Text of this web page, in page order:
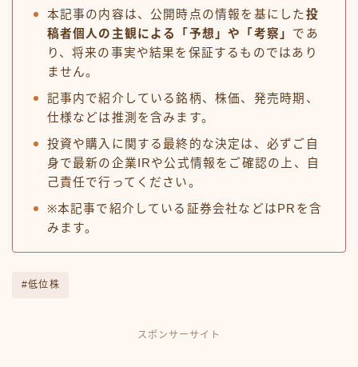
本記事の内容は、公開時点の情報を基にした投
稿者個人の主観による「予想」や「考察」 であ
り、将来の事実や結果を保証するものではあり
ません。
記事内で紹介している銘柄、株価、発売時期、
仕様などは推測を含みます。
投資や購入に関する最終的な決定は、必ずご自
身で最新の企業IRや公式情報をご確認の上、自
己責任で行ってください。
※本記事で紹介している証券会社などはPRを含
みます。
#低位株
スポンサーサイト